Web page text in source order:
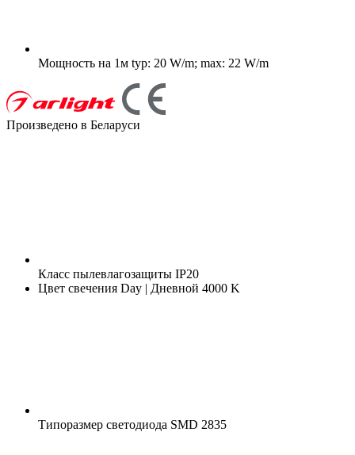
Мощность на 1м typ: 20 W/m; max: 22 W/m
Произведено в Беларуси
Класс пылевлагозащиты IP20
Цвет свечения Day | Дневной 4000 K
Типоразмер светодиода SMD 2835